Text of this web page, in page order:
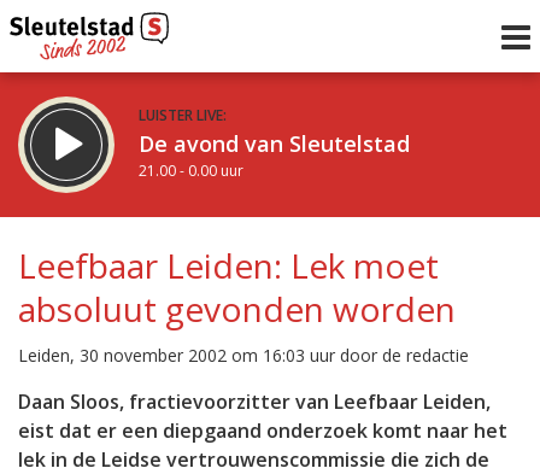
LUISTER LIVE:
De avond van Sleutelstad
21.00 - 0.00 uur
De nacht van Sleutelstad
0.00 - 6.00 uur
Vorig uur
uur 1 van 0 Volgend uur
Inklappen
Leefbaar Leiden: Lek moet
absoluut gevonden worden
Leiden, 30 november 2002 om 16:03 uur door de redactie
Daan Sloos, fractievoorzitter van Leefbaar Leiden,
eist dat er een diepgaand onderzoek komt naar het
lek in de Leidse vertrouwenscommissie die zich de